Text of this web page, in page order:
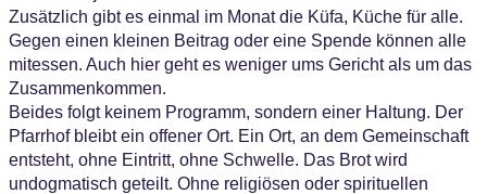
Zusätzlich gibt es einmal im Monat die Küfa, Küche für alle.
Gegen einen kleinen Beitrag oder eine Spende können alle
mitessen. Auch hier geht es weniger ums Gericht als um das
Zusammenkommen.
Beides folgt keinem Programm, sondern einer Haltung. Der
Pfarrhof bleibt ein offener Ort. Ein Ort, an dem Gemeinschaft
entsteht, ohne Eintritt, ohne Schwelle. Das Brot wird
undogmatisch geteilt. Ohne religiösen oder spirituellen